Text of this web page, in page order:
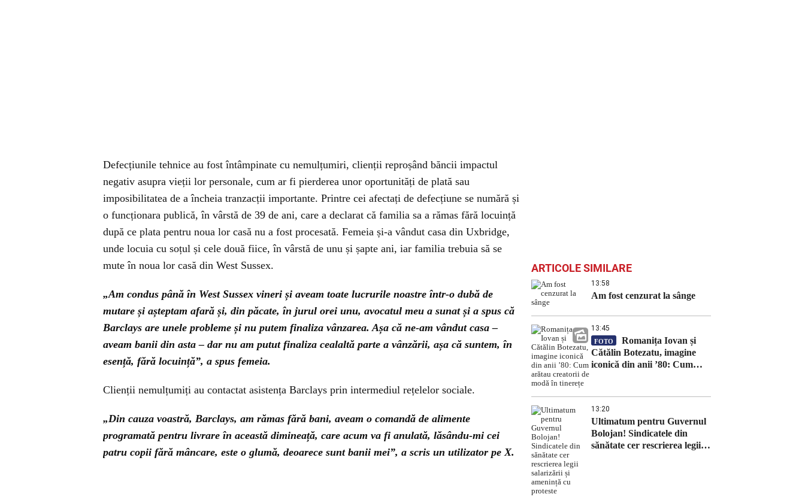
Defecțiunile tehnice au fost întâmpinate cu nemulțumiri, clienții reproșând băncii impactul
negativ asupra vieții lor personale, cum ar fi pierderea unor oportunități de plată sau
imposibilitatea de a încheia tranzacții importante. Printre cei afectați de defecțiune se numără și
o funcționara publică, în vârstă de 39 de ani, care a declarat că familia sa a rămas fără locuință
după ce plata pentru noua lor casă nu a fost procesată. Femeia și-a vândut casa din Uxbridge,
unde locuia cu soțul și cele două fiice, în vârstă de unu și șapte ani, iar familia trebuia să se
mute în noua lor casă din West Sussex.
„Am condus până în West Sussex vineri și aveam toate lucrurile noastre într-o dubă de
mutare și așteptam afară și, din păcate, în jurul orei unu, avocatul meu a sunat și a spus că
Barclays are unele probleme și nu putem finaliza vânzarea. Așa că ne-am vândut casa –
aveam banii din asta – dar nu am putut finaliza cealaltă parte a vânzării, așa că suntem, în
esență, fără locuință”, a spus femeia.
Clienții nemulțumiți au contactat asistența Barclays prin intermediul rețelelor sociale.
„Din cauza voastră, Barclays, am rămas fără bani, aveam o comandă de alimente
programată pentru livrare în această dimineață, care acum va fi anulată, lăsându-mi cei
patru copii fără mâncare, este o glumă, deoarece sunt banii mei”, a scris un utilizator pe X.
ARTICOLE SIMILARE
13:58
Am fost cenzurat la sânge
13:45
FOTO
Romanița Iovan și
Cătălin Botezatu, imagine
iconică din anii ’80: Cum
13:20
Ultimatum pentru Guvernul
Bolojan! Sindicatele din
sănătate cer rescrierea legii